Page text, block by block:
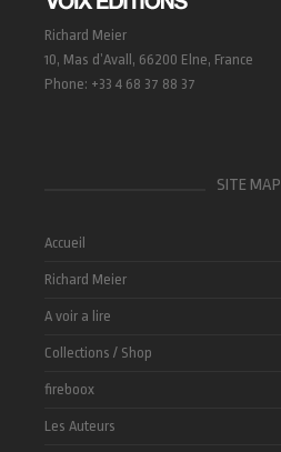
Richard Meier
10, Mas d’Avall, 66200 Elne, France
Phone: +33 4 68 37 88 37
SITE MAP
Accueil
Richard Meier
A voir a lire
Collections / Shop
fireboox
Les Auteurs